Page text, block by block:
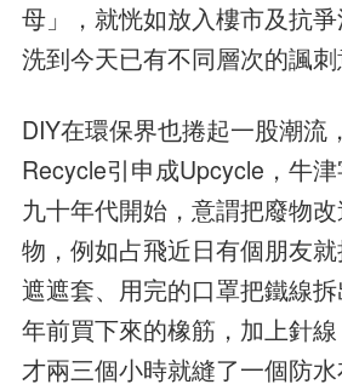
母」，就恍如放入樓市及抗爭
洗到今天已有不同層次的諷刺
DIY在環保界也捲起一股潮流
Recycle引申成Upcycle，牛
九十年代開始，意謂把廢物
物，例如占飛近日有個朋友
遮遮套、用完的口罩把鐵線
年前買下來的橡筋，加上針線
才兩三個小時就縫了一個防